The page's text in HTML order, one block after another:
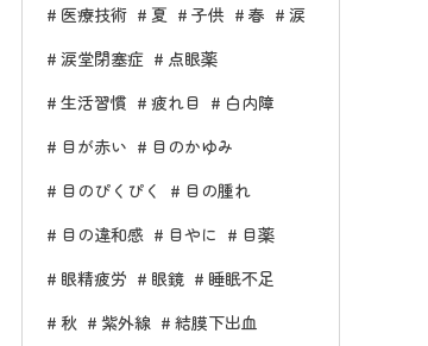
医療技術
夏 子供 春
涙
涙堂閉塞症
点眼薬
生活習慣
疲れ目
白内障
目が赤い
目のかゆみ
目のぴくぴく
目の腫れ
目の違和感
目やに
目薬
眼精疲労
眼鏡
睡眠不足
秋
紫外線
結膜下出血